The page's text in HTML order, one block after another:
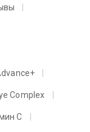
Complex
C